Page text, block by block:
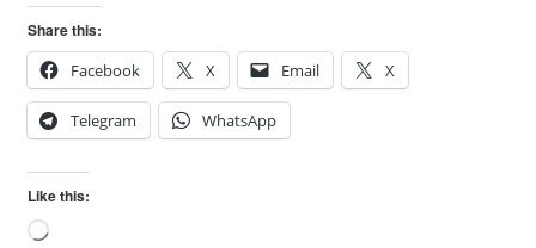
Share this:
Facebook
X Email X
Telegram WhatsApp
Like this:
Loading…